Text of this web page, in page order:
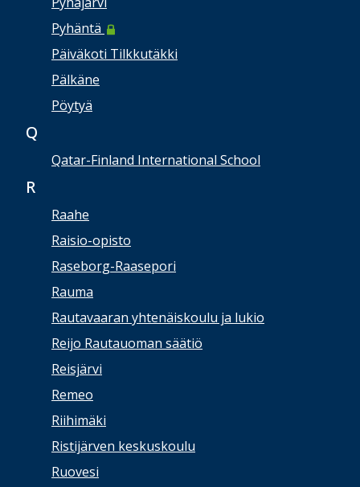
Pyhäntä
Päiväkoti Tilkkutäkki
Pälkäne
Pöytyä
Q
Qatar-Finland International School
R
Raahe
Raisio-opisto
Raseborg-Raasepori
Rauma
Rautavaaran yhtenäiskoulu ja lukio
Reijo Rautauoman säätiö
Reisjärvi
Remeo
Riihimäki
Ristijärven keskuskoulu
Ruovesi